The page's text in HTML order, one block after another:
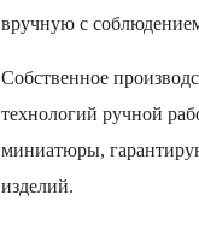
вручную с
Собственное
технологий ручной
миниатюры,
изделий.